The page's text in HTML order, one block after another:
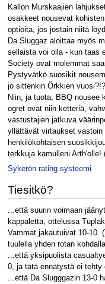
Kallon Murskaajien
osakkeet nousevat
optioita, jos jostain niitä
Da Sluggaz aloittaa myös
sellaista voi olla - kun taas
Society ovat molemmat
Pystyvätkö suosikit
jo sittenkin Örkkien vuosi?!?
Niin, ja tuota, BBQ nousee
ogret ovat niin ketteriä,
vastustajien jatkuva
yllättävät virtaukset
henkilökohtaisen
terkkuja kamulleni
Sykerön rating systeemi
Tiesitkö?
...että suurin voimaan
kappaletta, ottelussa
Vammat jakautuivat 10-10.
tuulella yhden rotan
...että yksipuolista
0, ja tätä ennätystä ei tehty
...että Da Slugggazin 13-0